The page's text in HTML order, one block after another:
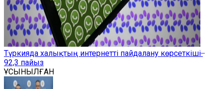
Түркияда халықтың интернетті пайдалану көрсеткіші ̶
92,3 пайыз
ҰСЫНЫЛҒАН